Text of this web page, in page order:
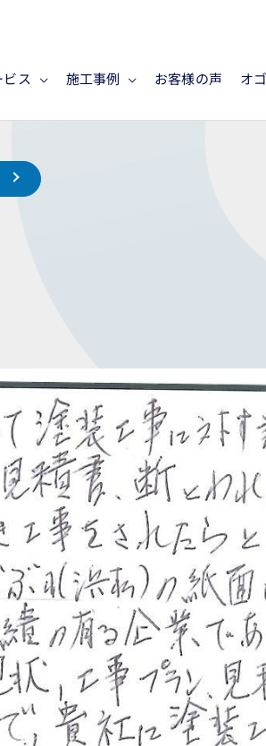
ス 施工事例 お客様の声 オ